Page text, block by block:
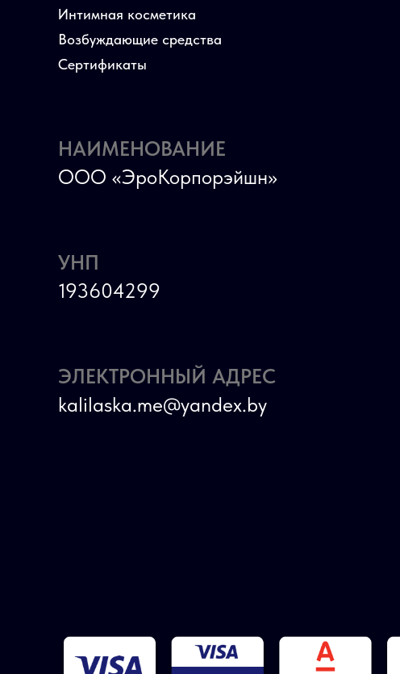
Интимная косметика
Возбуждающие средства
Сертификаты
УНП
193604299
ЭЛЕКТРОННЫЙ АДРЕС
kalilaska.me@yandex.by
НАИМЕНОВАНИЕ
ООО «ЭроКорпорэйшн»